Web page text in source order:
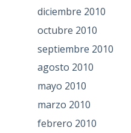
diciembre 2010
octubre 2010
septiembre 2010
agosto 2010
mayo 2010
marzo 2010
febrero 2010